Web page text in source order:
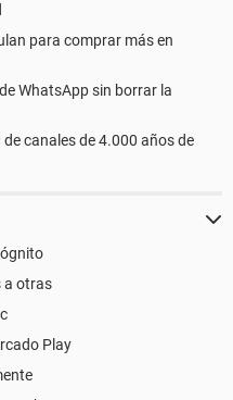
para comprar más en
WhatsApp sin borrar la
canales de 4.000 años de
a otras
Play